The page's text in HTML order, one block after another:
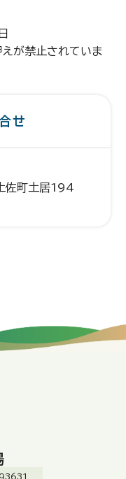
が禁止されていま
せ
佐町土居194